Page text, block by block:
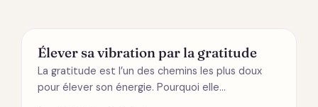
ÉNERGÉTIQUE
Élever sa vibration par la gratitude
La gratitude est l’un des chemins les plus doux
pour élever son énergie. Pourquoi elle…